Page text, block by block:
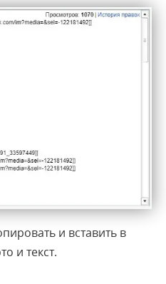
и вставить в
и текст.